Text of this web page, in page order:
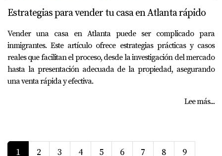
Estrategias para vender tu casa en Atlanta rápido
Vender una casa en Atlanta puede ser complicado para
inmigrantes. Este artículo ofrece estrategias prácticas y casos
reales que facilitan el proceso, desde la investigación del mercado
hasta la presentación adecuada de la propiedad, asegurando
una venta rápida y efectiva.
Lee más...
1 2 3 4 5 6 7 8
9